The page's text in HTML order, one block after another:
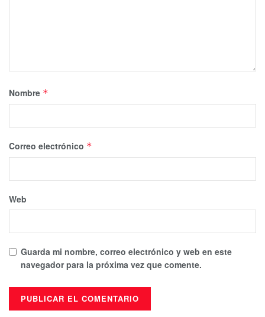
Nombre *
Correo electrónico *
Web
Guarda mi nombre, correo electrónico y web en este
navegador para la próxima vez que comente.